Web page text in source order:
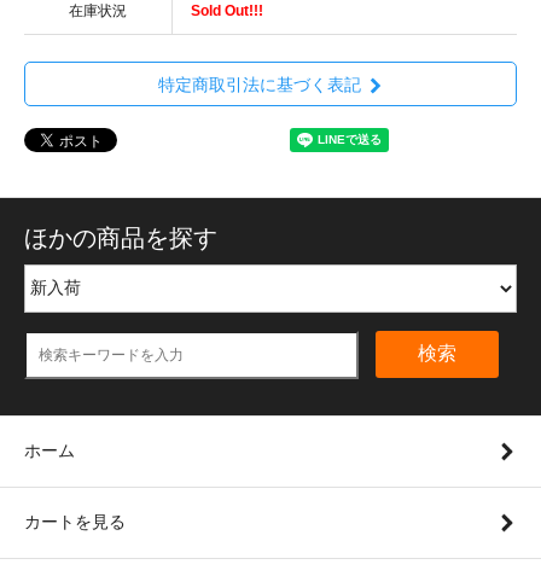
在庫状況 Sold Out!!!
特定商取引法に基づく表記
ほかの商品を探す
検索
ホーム
カートを見る